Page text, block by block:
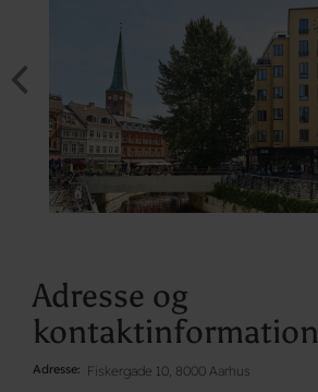
Adresse og
kontaktinformation
Adresse Fiskergade 10, 8000 Aarhus